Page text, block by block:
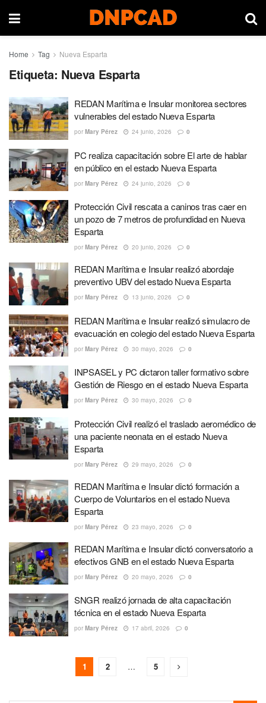
Home Tag Nueva Esparta
Etiqueta: Nueva Esparta
REDAN Marítima e Insular monitorea sectores
vulnerables del estado Nueva Esparta
por Mary Pérez 24 junio, 2026 0
PC realiza capacitación sobre El arte de hablar
en público en el estado Nueva Esparta
por Mary Pérez 24 junio, 2026 0
Protección Civil rescata a caninos tras caer en
un pozo de 7 metros de profundidad en Nueva
Esparta
por Mary Pérez 20 junio, 2026 0
REDAN Marítima e Insular realizó abordaje
preventivo UBV del estado Nueva Esparta
por Mary Pérez 13 junio, 2026 0
REDAN Marítima e Insular realizó simulacro de
evacuación en colegio del estado Nueva Esparta
por Mary Pérez 30 mayo, 2026 0
INPSASEL y PC dictaron taller formativo sobre
Gestión de Riesgo en el estado Nueva Esparta
por Mary Pérez 30 mayo, 2026 0
Protección Civil realizó el traslado aeromédico de
una paciente neonata en el estado Nueva
Esparta
por Mary Pérez 29 mayo, 2026 0
REDAN Marítima e Insular dictó formación a
Cuerpo de Voluntarios en el estado Nueva
Esparta
por Mary Pérez 23 mayo, 2026 0
REDAN Marítima e Insular dictó conversatorio a
efectivos GNB en el estado Nueva Esparta
por Mary Pérez 20 mayo, 2026 0
SNGR realizó jornada de alta capacitación
técnica en el estado Nueva Esparta
por Mary Pérez 17 abril, 2026 0
1 2 … 5